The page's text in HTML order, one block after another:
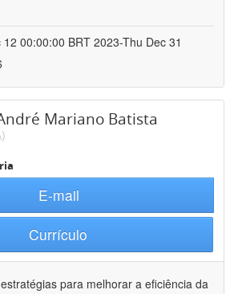
12 00:00:00 BRT 2023-Thu Dec 31
Mariano Batista
E-mail
Currículo
estratégias para melhorar a eficiência da